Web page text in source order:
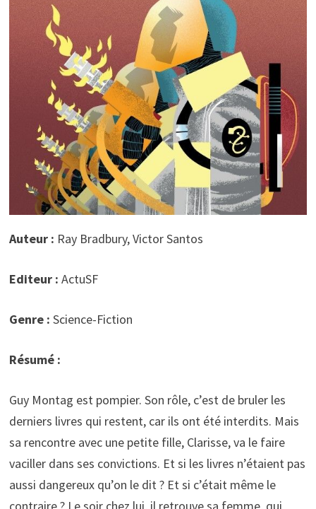
Auteur : Ray Bradbury, Victor Santos
Editeur : ActuSF
Genre : Science-Fiction
Résumé :
Guy Montag est pompier. Son rôle, c’est de bruler les
derniers livres qui restent, car ils ont été interdits. Mais
sa rencontre avec une petite fille, Clarisse, va le faire
vaciller dans ses convictions. Et si les livres n’étaient pas
aussi dangereux qu’on le dit ? Et si c’était même le
contraire ? Le soir chez lui, il retrouve sa femme, qui